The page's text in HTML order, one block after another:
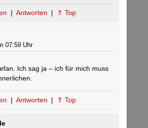
| Antworten | ⇑ Top
07:59 Uhr
Ich sag ja – ich für mich muss
| Antworten | ⇑ Top